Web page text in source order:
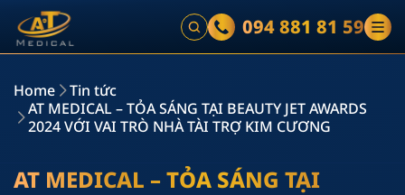
094 881 81 59
Home
Tin tức
AT MEDICAL – TỎA SÁNG TẠI BEAUTY JET AWARDS
2024 VỚI VAI TRÒ NHÀ TÀI TRỢ KIM CƯƠNG
AT MEDICAL – TỎA SÁNG TẠI